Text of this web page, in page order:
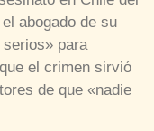
abogado de su
para
el crimen sirvió
de que «nadie